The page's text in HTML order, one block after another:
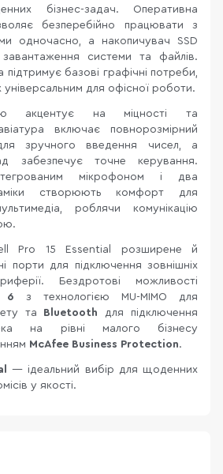
бізнес-задач. Оперативна
безперебійно працювати з
одночасно, а накопичувач SSD
системи та файлів.
підтримує базові графічні потреби,
для офісної роботи.
акцентує на міцності та
включає повнорозмірний
зручного введення чисел, а
забезпечує точне керування.
мікрофоном і два
створюють комфорт для
роблячи комунікацію
Pro 15 Essential розширене й
порти для підключення зовнішніх
Бездротові можливості
6 з технологією MU-MIMO для
та Bluetooth для підключення
на рівні малого бізнесу
McAfee Business Protection.
— ідеальний вибір для щоденних
у якості.